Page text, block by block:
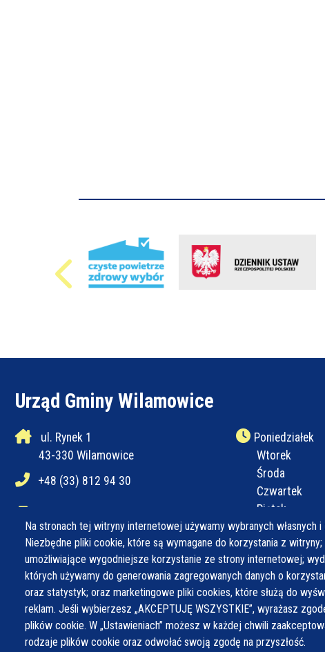
Na stronach tej witryny internetowej używamy wybranych własnych
Niezbędne pliki cookie, które są wymagane do korzystania z
umożliwiające wygodniejsze korzystanie ze strony internetowej;
których używamy do generowania zagregowanych danych o
oraz statystyk; oraz marketingowe pliki cookies, które służą do
reklam. Jeśli wybierzesz „AKCEPTUJĘ WSZYSTKIE”, wyrażasz
plików cookie. W „Ustawieniach” możesz w każdej chwili
rodzaje plików cookie oraz odwołać swoją zgodę na przyszłość.
Urząd Gminy Wilamowice
ul. Rynek 1
43-330 Wilamowice
+48 (33) 812 94 30
ug@wilamowice.pl
Poniedziałek
Wtorek
Środa
Czwartek
Piątek